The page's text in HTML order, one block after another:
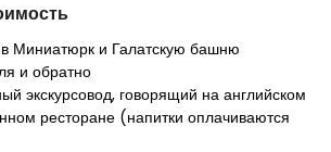
Миниатюрк и Галатскую башню
и обратно
экскурсовод, говорящий на английском
ресторане (напитки оплачиваются